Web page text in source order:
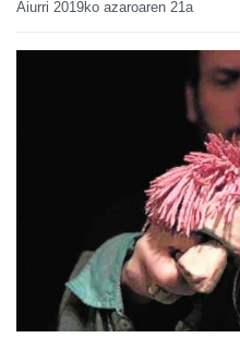
Aiurri 2019ko azaroaren 21a